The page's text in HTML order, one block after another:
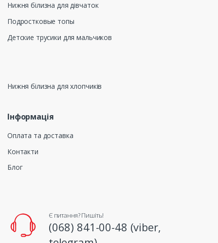
Нижня білизна для дівчаток
Подростковые топы
Детские трусики для мальчиков
Нижня білизна для хлопчиків
Інформація
Оплата та доставка
Контакти
Блог
Є питання? Пишіть!
(068) 841-00-48 (viber,